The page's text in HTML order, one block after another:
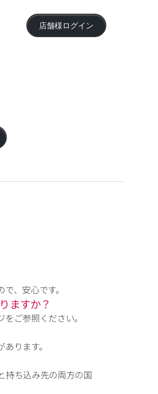
店舗様ログイン
、安心です。
ますか？
ご参照ください。
ります。
持ち込み先の両方の国